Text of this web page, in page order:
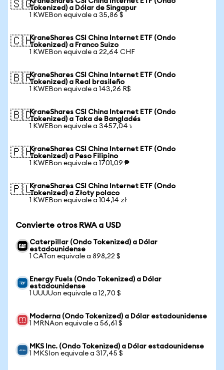
🇸🇬Tokenized) a Dólar de Singapur
1 KWEBon equivale a 35,86 $
🇨🇭KraneShares CSI China Internet ETF (Ondo
Tokenized) a Franco Suizo
1 KWEBon equivale a 22,64 CHF
🇧🇷KraneShares CSI China Internet ETF (Ondo
Tokenized) a Real brasileño
1 KWEBon equivale a 143,26 R$
🇧🇩KraneShares CSI China Internet ETF (Ondo
Tokenized) a Taka de Bangladés
1 KWEBon equivale a 3457,04 ৳
🇵🇭KraneShares CSI China Internet ETF (Ondo
Tokenized) a Peso Filipino
1 KWEBon equivale a 1701,09 ₱
🇵🇱KraneShares CSI China Internet ETF (Ondo
Tokenized) a Złoty polaco
1 KWEBon equivale a 104,14 zł
Convierte otros RWA a USD
Caterpillar (Ondo Tokenized) a Dólar
estadounidense
1 CATon equivale a 898,22 $
Energy Fuels (Ondo Tokenized) a Dólar
estadounidense
1 UUUUon equivale a 12,70 $
Moderna (Ondo Tokenized) a Dólar estadounidense
1 MRNAon equivale a 56,61 $
MKS Inc. (Ondo Tokenized) a Dólar estadounidense
1 MKSIon equivale a 317,45 $